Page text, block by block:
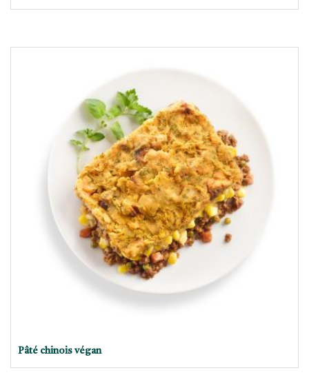
Pâté chinois végan